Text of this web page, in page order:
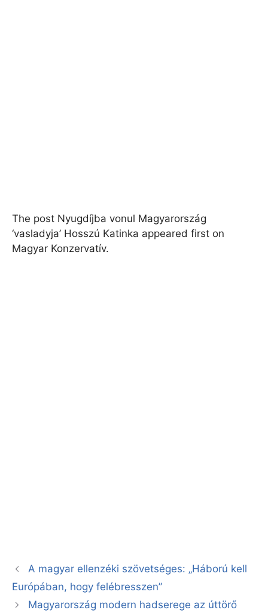
The post Nyugdíjba vonul Magyarország
‘vasladyja’ Hosszú Katinka appeared first on
Magyar Konzervatív.
A magyar ellenzéki szövetséges: „Háború kell
Európában, hogy felébresszen”
Magyarország modern hadserege az úttörő